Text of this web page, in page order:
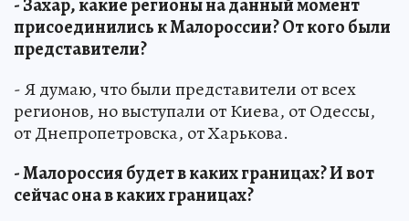
присоединились к Малороссии? От кого были
представители?
- Я думаю, что были представители от всех
регионов, но выступали от Киева, от Одессы,
от Днепропетровска, от Харькова.
- Малороссия будет в каких границах? И вот
сейчас она в каких границах?